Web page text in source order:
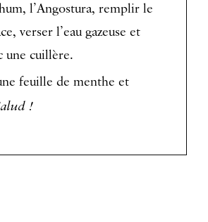
l’Angostura, remplir le
verser l’eau gazeuse et
une cuillère.
feuille de menthe et
!